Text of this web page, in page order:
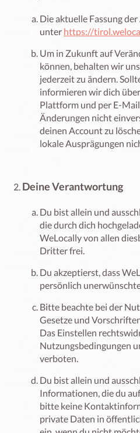
Die aktuelle Fassung
unter https://
Um in Zukunft auf
können, behalten wir
jederzeit zu ändern.
informieren wir dich
Plattform und per E-
Änderungen nicht
deinen Account zu
lokale Ausprägungen
Deine Verantwortung
Du bist allein und
die durch dich
WeLocally von allen
Dritter frei.
Du akzeptierst, dass
persönlich
Bitte beachte bei der
Gesetze und
Das Einstellen
Nutzungsbedingungen
verboten.
Du bist allein und
Informationen, die du
bitte keine
private Daten in